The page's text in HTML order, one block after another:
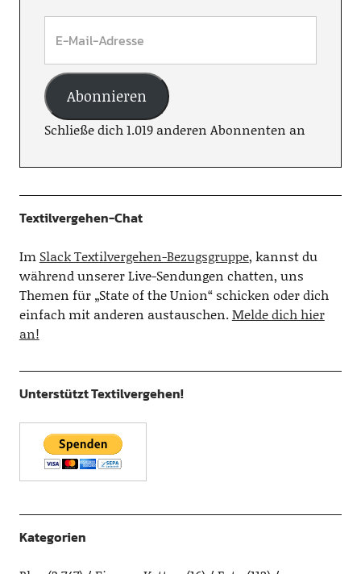
Abonnieren
Schließe dich 1.019 anderen Abonnenten an
Textilvergehen-Chat
Im Slack Textilvergehen-Bezugsgruppe, kannst du
während unserer Live-Sendungen chatten, uns
Themen für „State of the Union“ schicken oder dich
einfach mit anderen austauschen.Melde dich hier
an!
Unterstützt Textilvergehen!
Kategorien